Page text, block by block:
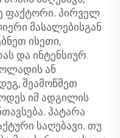
ფაქტორი. პირველ
მასალებისგან
ისეთი,
და ინტენსიურ
ან
შეამოწმეთ
იმ ადგილის
პატარა
საღებავი. თუ